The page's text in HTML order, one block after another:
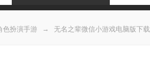
色扮演手游 → 无名之辈微信小游戏电脑版下载